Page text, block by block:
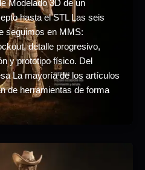
Modelado 3D de un
hasta el STL Las seis
seguimos en MMS:
detalle progresivo,
y prototipo físico. Del
La mayoría de los artículos
de herramientas de forma